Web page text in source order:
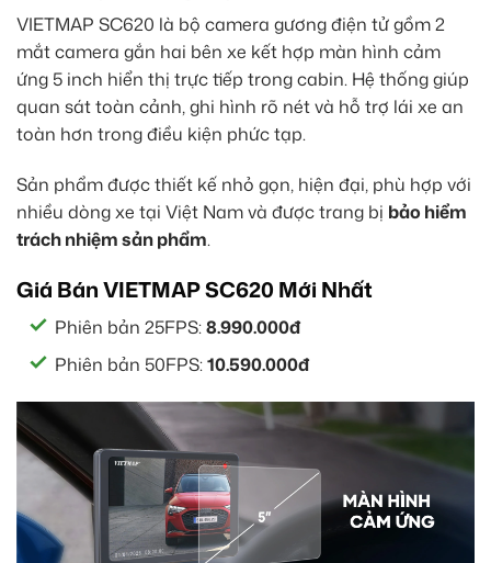
VIETMAP SC620 là bộ camera gương điện tử gồm 2
mắt camera gắn hai bên xe kết hợp màn hình cảm
ứng 5 inch hiển thị trực tiếp trong cabin. Hệ thống giúp
quan sát toàn cảnh, ghi hình rõ nét và hỗ trợ lái xe an
toàn hơn trong điều kiện phức tạp.
Sản phẩm được thiết kế nhỏ gọn, hiện đại, phù hợp với
nhiều dòng xe tại Việt Nam và được trang bị bảo hiểm
trách nhiệm sản phẩm.
Giá Bán VIETMAP SC620 Mới Nhất
Phiên bản 25FPS:8.990.000đ
Phiên bản 50FPS:10.590.000đ